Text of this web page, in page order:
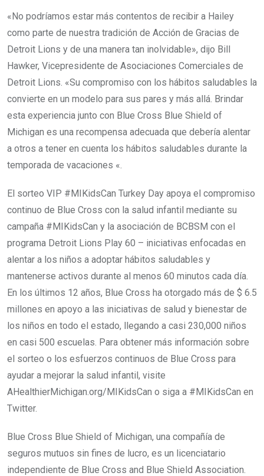
«No podríamos estar más contentos de recibir a Hailey
como parte de nuestra tradición de Acción de Gracias de
Detroit Lions y de una manera tan inolvidable», dijo Bill
Hawker, Vicepresidente de Asociaciones Comerciales de
Detroit Lions. «Su compromiso con los hábitos saludables la
convierte en un modelo para sus pares y más allá. Brindar
esta experiencia junto con Blue Cross Blue Shield of
Michigan es una recompensa adecuada que debería alentar
a otros a tener en cuenta los hábitos saludables durante la
temporada de vacaciones «.
El sorteo VIP #MIKidsCan Turkey Day apoya el compromiso
continuo de Blue Cross con la salud infantil mediante su
campaña #MIKidsCan y la asociación de BCBSM con el
programa Detroit Lions Play 60 – iniciativas enfocadas en
alentar a los niños a adoptar hábitos saludables y
mantenerse activos durante al menos 60 minutos cada día.
En los últimos 12 años, Blue Cross ha otorgado más de $ 6.5
millones en apoyo a las iniciativas de salud y bienestar de
los niños en todo el estado, llegando a casi 230,000 niños
en casi 500 escuelas. Para obtener más información sobre
el sorteo o los esfuerzos continuos de Blue Cross para
ayudar a mejorar la salud infantil, visite
AHealthierMichigan.org/MIKidsCan o siga a #MIKidsCan en
Twitter.
Blue Cross Blue Shield of Michigan, una compañía de
seguros mutuos sin fines de lucro, es un licenciatario
independiente de Blue Cross and Blue Shield Association.